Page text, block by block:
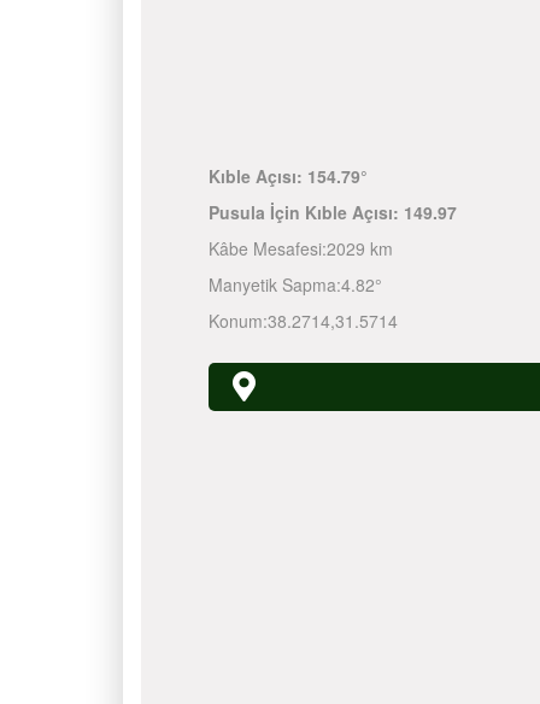
Kıble Açısı: 154.79°
Pusula İçin Kıble Açısı: 149.97
Kâbe Mesafesi:2029 km
Manyetik Sapma:4.82°
Konum:38.2714,31.5714